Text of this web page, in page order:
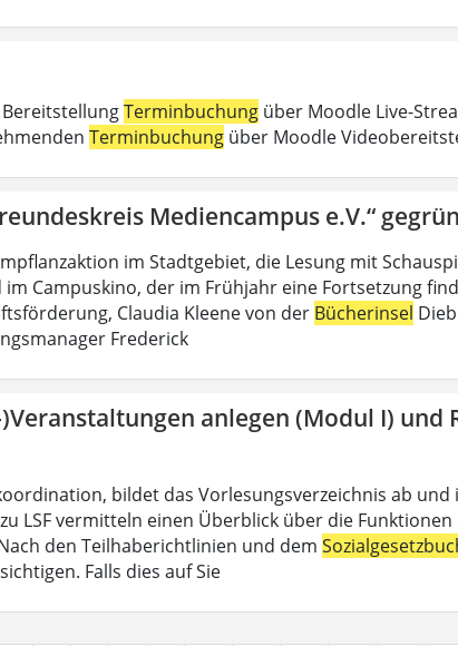
Terminbuchung über Moodle Live-
Terminbuchung über Moodle
Mediencampus e.V.“
im Stadtgebiet, die Lesung mit
Campuskino, der im Frühjahr eine Fortsetzung
Claudia Kleene von der Bücherinsel
Frederick
)Veranstaltungen anlegen (Modul I)
bildet das Vorlesungsverzeichnis ab und
LSF vermitteln einen Überblick über die
den Teilhaberichtlinien und dem
Falls dies auf Sie